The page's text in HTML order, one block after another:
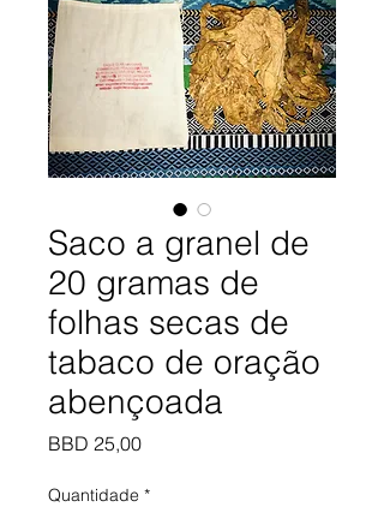
Saco a granel de
20 gramas de
folhas secas de
tabaco de oração
abençoada
BBD 25,00Preço
Quantidade *